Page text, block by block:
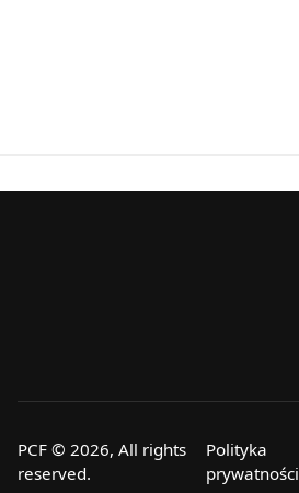
PCF © 2026, All rights
reserved.
Polityka
prywatności